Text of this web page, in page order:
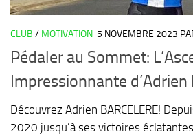
CLUB / MOTIVATION 5 NOVEMBRE 2023
Pédaler au Sommet:
Impressionnante d’Adrien
Découvrez Adrien BARCELERE!
2020 jusqu’à ses victoires